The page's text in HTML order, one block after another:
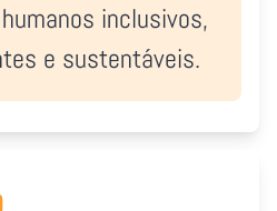
inclusivos,
e sustentáveis.